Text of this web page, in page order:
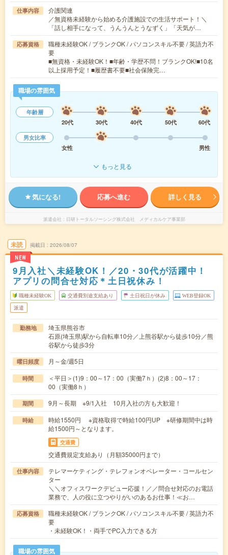
仕事内容
介護関連
／無資格未経験から始める介護施設での生活サポート！＼
「話し相手になって、うんうんとうなずく」「天気が…
応募資格
職種未経験OK / ブランクOK / パソコンスキル不要 / 英語力不
要
■無資格・未経験OK！■年齢・学歴不問！ブランクOK!■10名
以上採用予定！■履歴書不要■社会保険完…
職場の雰囲気
年齢層
20代
30代 40代 50代
60代
男女比率
女性
男性
もっと見る
気になる! 応募へ進む 詳しく見る
派遣会社 日研トータルソーシング株式会社 メディカルケア事業部
未読
NEW
掲載日 2026/08/07
9月入社＼未経験OK！／20・30代が活躍中！
アプリの問合せ対応＊土日祝休み！
職種未経験OK 交通費別途支給あり 土日祝日が休み WEB登録OK
派遣
勤務地
埼玉県熊谷市
石原(埼玉県)駅から自転車10分／上熊谷駅から徒歩10分／熊
谷駅から徒歩3分
曜日頻度 月～金/週5日
時間
＜平日＞(1)9：00～17：00（実働7ｈ）(2)8：00～17：
00（実働8ｈ）
期間 9月～長期 ※9/1入社 10月入社の方も大歓迎！
時給
時給1550円 ※資格取得で時給100円UP ※研修期間中は時
給1500円～となります。
交通費
交通費規定支給あり（月額35000円まで）
仕事内容
テレマーケティング・テレフォンオペレーター・コールセン
ター
＼＼オフィスワークデビュー応援！／／問合せ対応のお電話
業務で、人の役に立つやりがいのあるお仕事！≪お…
応募資格
職種未経験OK / ブランクOK / パソコンスキル不要 / 英語力不
要
・未経験OK！・両手でPC入力できる方
職場の雰囲気